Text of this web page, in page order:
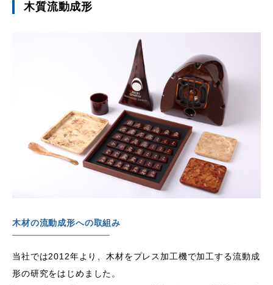
木質流動成形
木材の流動成形への取組み
当社では2012年より、木材をプレス加工機で加工する流動成
形の研究をはじめました。